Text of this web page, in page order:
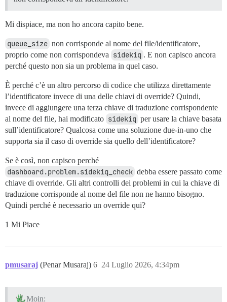
Mi dispiace, ma non ho ancora capito bene.
queue_size non corrisponde al nome del file/identificatore,
proprio come non corrispondeva sidekiq . E non capisco ancora
perché questo non sia un problema in quel caso.
È perché c’è un altro percorso di codice che utilizza direttamente
l’identificatore invece di una delle chiavi di override? Quindi,
invece di aggiungere una terza chiave di traduzione corrispondente
al nome del file, hai modificato sidekiq per usare la chiave basata
sull’identificatore? Qualcosa come una soluzione due-in-uno che
supporta sia il caso di override sia quello dell’identificatore?
Se è così, non capisco perché
dashboard.problem.sidekiq_check debba essere passato come
chiave di override. Gli altri controlli dei problemi in cui la chiave di
traduzione corrisponde al nome del file non ne hanno bisogno.
Quindi perché è necessario un override qui?
1 Mi Piace
pmusaraj (Penar Musaraj) 24 Luglio 2026, 4:34pm
6
Moin: